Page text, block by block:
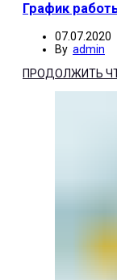
График
07.07.2020
By admin
ПРОДОЛЖИТЬ